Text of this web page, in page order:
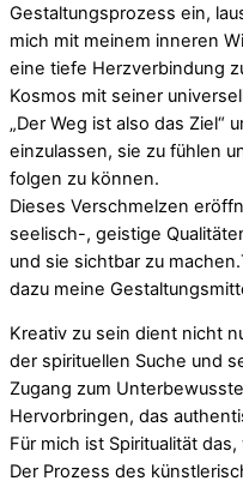
Gestaltungsprozess ein,
mich mit meinem inneren
eine tiefe Herzverbindung
Kosmos mit seiner
„Der Weg ist also das Ziel“
einzulassen, sie zu fühlen
folgen zu können.
Dieses Verschmelzen
seelisch-, geistige
und sie sichtbar zu
dazu meine
Kreativ zu sein dient nicht
der spirituellen Suche und
Zugang zum
Hervorbringen, das
Für mich ist Spiritualität
Der Prozess des